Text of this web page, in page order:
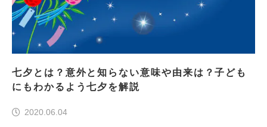
七夕とは？意外と知らない意味や由来は？子ども
にもわかるよう七夕を解説
2020.06.04